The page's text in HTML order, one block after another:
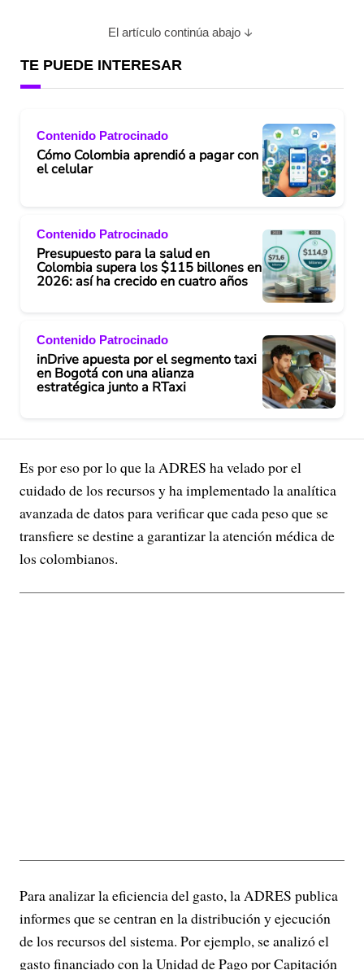
El artículo continúa abajo
TE PUEDE INTERESAR
Contenido Patrocinado
Cómo Colombia aprendió a pagar con
el celular
Contenido Patrocinado
Presupuesto para la salud en
Colombia supera los $115 billones en
2026: así ha crecido en cuatro años
Contenido Patrocinado
inDrive apuesta por el segmento taxi
en Bogotá con una alianza
estratégica junto a RTaxi
Es por eso por lo que la ADRES ha velado por el
cuidado de los recursos y ha implementado la analítica
avanzada de datos para verificar que cada peso que se
transfiere se destine a garantizar la atención médica de
los colombianos.
Para analizar la eficiencia del gasto, la ADRES publica
informes que se centran en la distribución y ejecución
de los recursos del sistema. Por ejemplo, se analizó el
gasto financiado con la Unidad de Pago por Capitación